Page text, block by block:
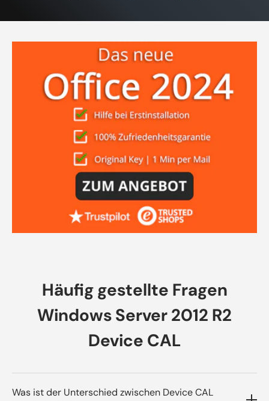
Häufig gestellte Fragen
Windows Server 2012 R2
Device CAL
Was ist der Unterschied zwischen Device CAL